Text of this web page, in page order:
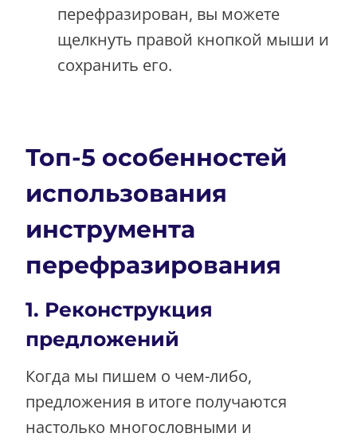
перефразирован, вы можете
щелкнуть правой кнопкой мыши и
сохранить его.
Топ-5 особенностей
использования
инструмента
перефразирования
1. Реконструкция
предложений
Когда мы пишем о чем-либо,
предложения в итоге получаются
настолько многословными и